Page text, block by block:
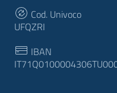
Cod. Univoco
UFQZRI
IBAN